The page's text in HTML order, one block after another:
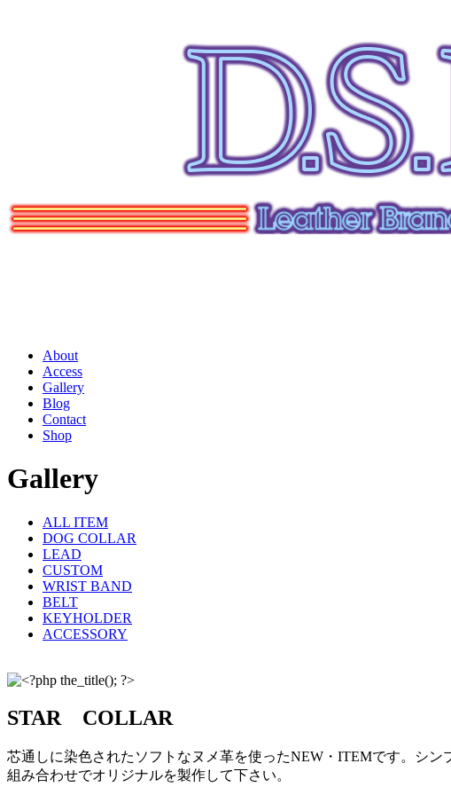
About
Access
Gallery
Blog
Contact
Shop
Gallery
ALL ITEM
DOG COLLAR
LEAD
CUSTOM
WRIST BAND
BELT
KEYHOLDER
ACCESSORY
STAR COLLAR
芯通しに染色されたソフトなヌメ革を使ったNEW・ITEMです。シ
組み合わせでオリジナルを製作して下さい。